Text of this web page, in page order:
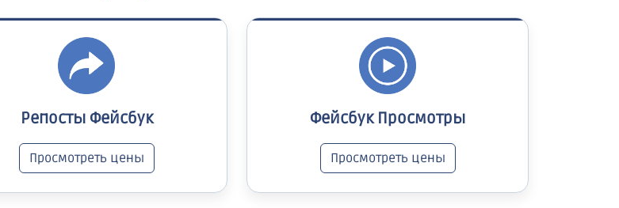
Репосты Фейсбук
Просмотреть цены
Фейсбук Просмотры
Просмотреть цены